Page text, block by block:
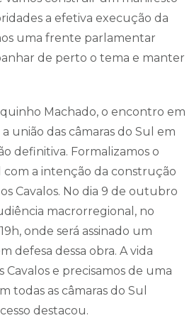
a efetiva execução da
uma frente parlamentar
de perto o tema e manter
Machado, o encontro em
união das câmaras do Sul em
definitiva. Formalizamos o
a intenção da construção
Cavalos. No dia 9 de outubro
macrorregional, no
onde será assinado um
defesa dessa obra. A vida
Cavalos e precisamos de uma
todas as câmaras do Sul
destacou.